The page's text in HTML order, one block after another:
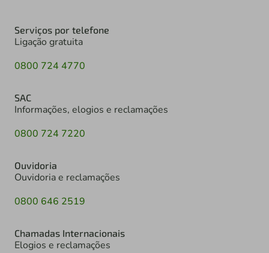
Serviços por telefone
Ligação gratuita
0800 724 4770
SAC
Informações, elogios e reclamações
0800 724 7220
Ouvidoria
Ouvidoria e reclamações
0800 646 2519
Chamadas Internacionais
Elogios e reclamações